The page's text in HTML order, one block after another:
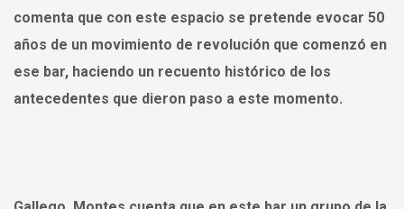
comenta que con este espacio se pretende evocar 50
años de un movimiento de revolución que comenzó en
ese bar, haciendo un recuento histórico de los
antecedentes que dieron paso a este momento.